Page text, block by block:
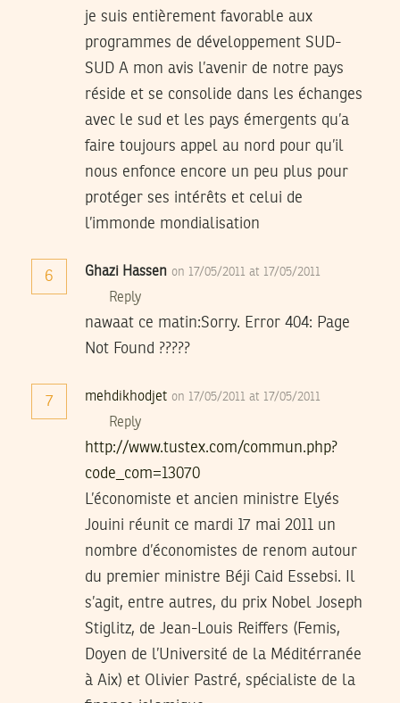
je suis entièrement favorable aux
programmes de développement SUD-
SUD A mon avis l’avenir de notre pays
réside et se consolide dans les échanges
avec le sud et les pays émergents qu’a
faire toujours appel au nord pour qu’il
nous enfonce encore un peu plus pour
protéger ses intérêts et celui de
l’immonde mondialisation
6 Ghazi Hassen on 17/05/2011 at 17/05/2011
Reply
nawaat ce matin:Sorry. Error 404: Page
Not Found ?????
7 mehdikhodjet on 17/05/2011 at 17/05/2011
Reply
http://www.tustex.com/commun.php?
code_com=13070
L’économiste et ancien ministre Elyés
Jouini réunit ce mardi 17 mai 2011 un
nombre d’économistes de renom autour
du premier ministre Béji Caid Essebsi. Il
s’agit, entre autres, du prix Nobel Joseph
Stiglitz, de Jean-Louis Reiffers (Femis,
Doyen de l’Université de la Méditérranée
à Aix) et Olivier Pastré, spécialiste de la